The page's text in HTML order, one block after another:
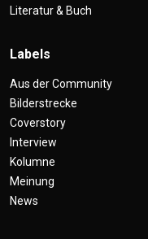
Literatur & Buch
Labels
Aus der Community
Bilderstrecke
Coverstory
Interview
Kolumne
Meinung
News